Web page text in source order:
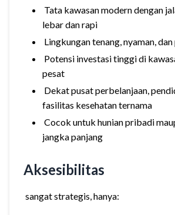
Tata kawasan modern dengan
lebar dan rapi
Lingkungan tenang, nyaman,
Potensi investasi tinggi di
pesat
Dekat pusat perbelanjaan,
fasilitas kesehatan ternama
Cocok untuk hunian pribadi
jangka panjang
Aksesibilitas
sangat strategis, hanya: